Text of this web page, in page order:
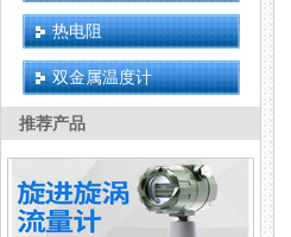
热电阻
双金属温度计
推荐产品